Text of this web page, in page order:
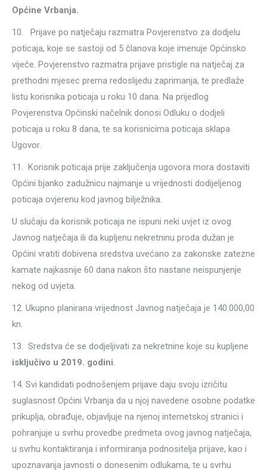
Općine Vrbanja.
10. Prijave po natječaju razmatra Povjerenstvo za dodjelu
poticaja, koje se sastoji od 5 članova koje imenuje Općinsko
vijeće. Povjerenstvo razmatra prijave pristigle na natječaj za
prethodni mjesec prema redoslijedu zaprimanja, te predlaže
listu korisnika poticaja u roku 10 dana. Na prijedlog
Povjerenstva Općinski načelnik donosi Odluku o dodjeli
poticaja u roku 8 dana, te sa korisnicima poticaja sklapa
Ugovor.
11. Korisnik poticaja prije zaključenja ugovora mora dostaviti
Općini bjanko zadužnicu najmanje u vrijednosti dodijeljenog
poticaja ovjerenu kod javnog bilježnika.
U slučaju da korisnik poticaja ne ispuni neki uvjet iz ovog
Javnog natječaja ili da kupljenu nekretninu proda dužan je
Općini vratiti dobivena sredstva uvećano za zakonske zatezne
kamate najkasnije 60 dana nakon što nastane neispunjenje
nekog od uvjeta.
12. Ukupno planirana vrijednost Javnog natječaja je 140.000,00
kn.
13. Sredstva će se dodjeljivati za nekretnine koje su kupljene
isključivo u 2019. godini.
14. Svi kandidati podnošenjem prijave daju svoju izričitu
suglasnost Općini Vrbanja da u njoj navedene osobne podatke
prikuplja, obrađuje, objavljuje na njenoj internetskoj stranici i
pohranjuje u svrhu provedbe predmeta ovog javnog natječaja,
u svrhu kontaktiranja i informiranja podnositelja prijave, kao i
upoznavanja javnosti o donesenim odlukama, te u svrhu